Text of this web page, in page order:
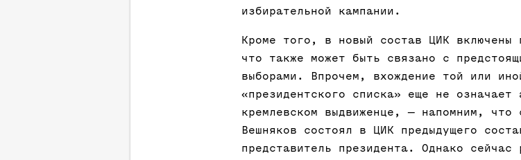
избирательной кампании.
Кроме того, в новый состав ЦИК включены
что также может быть связано с
выборами. Впрочем, вхождение той или
«президентского списка» еще не
кремлевском выдвиженце, — напомним, что
Вешняков состоял в ЦИК предыдущего
представитель президента. Однако